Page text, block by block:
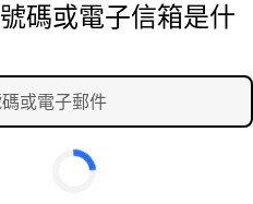
碼或電子信箱是什